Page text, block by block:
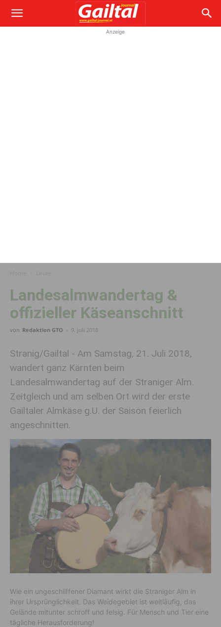
Anzeige
Landesalmwandertag &
offizieller Käseanschnitt
von Redaktion GTO - 9. Juli 2018
Stranig/Gailtal - Am Samstag, 21. Juli 2018,
wandert ganz Kärnten beim
Landesalmwandertag auf der Straniger Alm.
Zeitgleich und am selben Ort wird der erste
Gailtaler Almkäse g.U. der Saison feierlich
angeschnitten.
Wie ein ungeschliffener Diamant wirkt die Straniger Alm in
ihrer Ursprünglichkeit. Das Weidegebiet ist weitläufig, das
Gelände mitunter schroff und felsig. Für Mensch und Tier eine
tägliche Herausforderung!